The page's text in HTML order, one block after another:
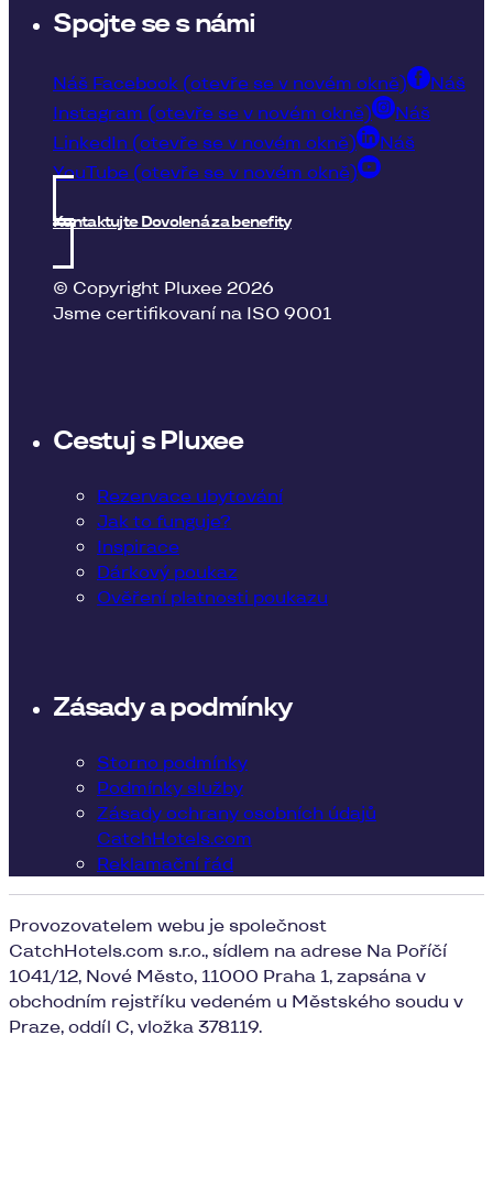
Spojte se s námi
Náš Facebook (otevře se v novém okně)
Náš
Instagram (otevře se v novém okně)
Náš
LinkedIn (otevře se v novém okně)
Náš
YouTube (otevře se v novém okně)
Kontaktujte Dovolená za benefity
© Copyright Pluxee 2026
Jsme certifikovaní na ISO 9001
Cestuj s Pluxee
Rezervace ubytování
Jak to funguje?
Inspirace
Dárkový poukaz
Ověření platnosti poukazu
Zásady a podmínky
Storno podmínky
Podmínky služby
Zásady ochrany osobních údajů
CatchHotels.com
Reklamační řád
Provozovatelem webu je společnost
CatchHotels.com s.r.o., sídlem na adrese Na Poříčí
1041/12, Nové Město, 11000 Praha 1, zapsána v
obchodním rejstříku vedeném u Městského soudu v
Praze, oddíl C, vložka 378119.